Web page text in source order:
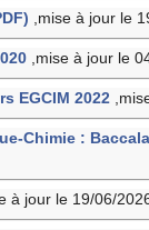
,mise à jour le
,mise à jour le
EGCIM 2022
Chimie :
à jour le 19/06/